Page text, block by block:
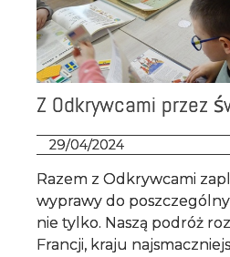
Z Odkrywcami przez
29/04/2024
Razem z Odkrywcami
wyprawy do
nie tylko. Naszą podróż
Francji, kraju